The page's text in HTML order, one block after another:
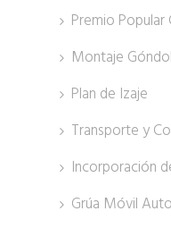
Premio Popular
Montaje
Plan de Izaje
Transporte y
Incorporación
Grúa Móvil